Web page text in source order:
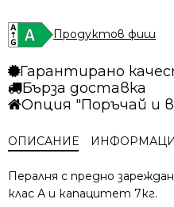
Продуктов фиш
Гарантирано
Бърза доставка
Опция "Поръчай и
ОПИСАНИЕ
Пералня с предно
клас А и капацитет 7кг.